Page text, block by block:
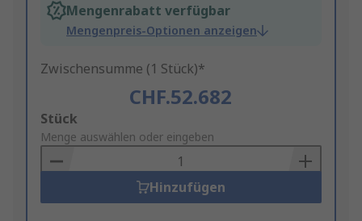
Mengenrabatt verfügbar
Mengenpreis-Optionen anzeigen
Zwischensumme (1 Stück)*
CHF.52.682
Add
to
Basket
Stück
Menge auswählen oder eingeben
Hinzufügen